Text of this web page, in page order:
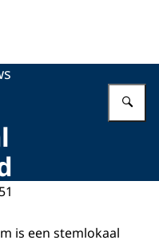
is een stemlokaal